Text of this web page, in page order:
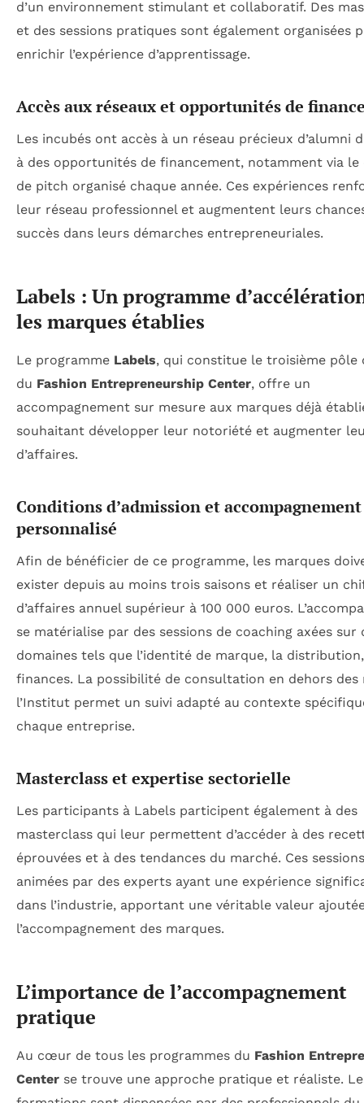
d’un environnement stimulant et collaboratif. Des
et des sessions pratiques sont également organisées
enrichir l’expérience d’apprentissage.
Accès aux réseaux et opportunités de
Les incubés ont accès à un réseau précieux d’alumni
à des opportunités de financement, notamment via le
de pitch organisé chaque année. Ces expériences
leur réseau professionnel et augmentent leurs
succès dans leurs démarches entrepreneuriales.
Labels : Un programme
les marques établies
Le programme Labels, qui constitue le troisième pôle
du Fashion Entrepreneurship Center, offre un
accompagnement sur mesure aux marques déjà
souhaitant développer leur notoriété et augmenter
d’affaires.
Conditions d’admission et accompagnement
personnalisé
Afin de bénéficier de ce programme, les marques
exister depuis au moins trois saisons et réaliser un
d’affaires annuel supérieur à 100 000 euros.
se matérialise par des sessions de coaching axées sur
domaines tels que l’identité de marque, la
finances. La possibilité de consultation en dehors des
l’Institut permet un suivi adapté au contexte
chaque entreprise.
Masterclass et expertise sectorielle
Les participants à Labels participent également à des
masterclass qui leur permettent d’accéder à des
éprouvées et à des tendances du marché. Ces
animées par des experts ayant une expérience
dans l’industrie, apportant une véritable valeur
l’accompagnement des marques.
L’importance de l’accompagnement
pratique
Au cœur de tous les programmes du Fashion
Center se trouve une approche pratique et réaliste.